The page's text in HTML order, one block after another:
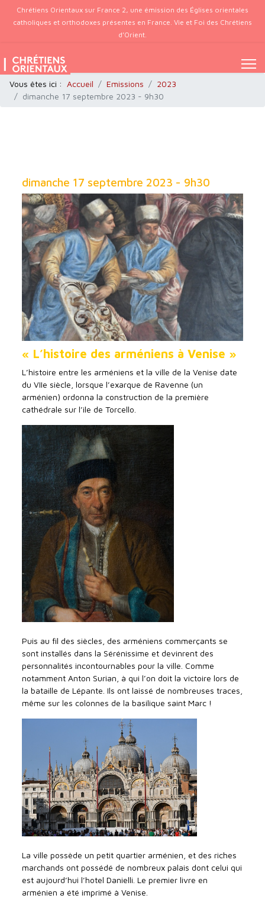
Chrétiens Orientaux sur France 2, une émission des Églises orientales
catholiques et orthodoxes présentes en France. Vie et Foi des Chrétiens
d’Orient.
Vous êtes ici : Accueil Emissions
2023
dimanche 17 septembre 2023 - 9h30
dimanche 17 septembre 2023 - 9h30
« L’histoire des arméniens à Venise »
L’histoire entre les arméniens et la ville de la Venise date
du VIIe siècle, lorsque l’exarque de Ravenne (un
arménien) ordonna la construction de la première
cathédrale sur l’ile de Torcello.
Puis au fil des siècles, des arméniens commerçants se
sont installés dans la Sérénissime et devinrent des
personnalités incontournables pour la ville. Comme
notamment Anton Surian, à qui l’on doit la victoire lors de
la bataille de Lépante. Ils ont laissé de nombreuses traces,
même sur les colonnes de la basilique saint Marc !
La ville possède un petit quartier arménien, et des riches
marchands ont possédé de nombreux palais dont celui qui
est aujourd’hui l’hotel Danielli. Le premier livre en
arménien a été imprimé à Venise.